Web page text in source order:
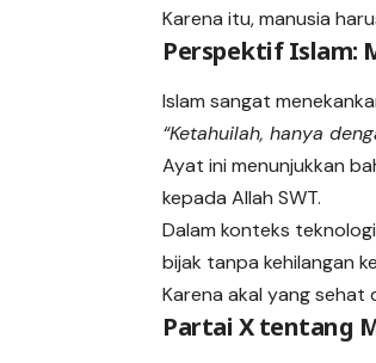
Karena itu, manusia
Perspektif Islam:
Islam sangat
“Ketahuilah, hanya
Ayat ini menunjukkan
kepada Allah SWT.
Dalam konteks
bijak tanpa kehilangan
Karena akal yang sehat
Partai X tentang